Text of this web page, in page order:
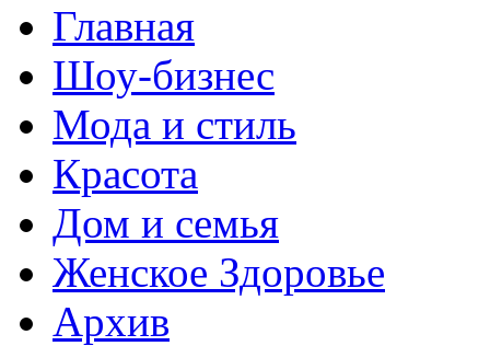
Главная
Шоу-бизнес
Мода и стиль
Красота
Дом и семья
Женское Здоровье
Архив